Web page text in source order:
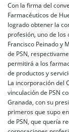
Con la firma del
Farmacéuticos de
logrado obtener la
profesión, uno de
Francisco Peinado y
de PSN,
permitirá a los
de productos y
La incorporación del
vinculación de PSN
Granada, con su
primeros que supo
de PSN, que quería